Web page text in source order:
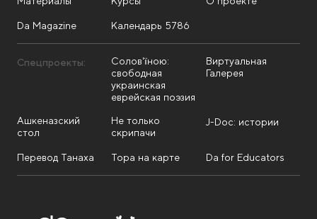
Da Magazine Календарь 5786
Спецпроекты:
Солов'їною:
свободная
украинская
еврейская поэзия
Виртуальная
Галерея
Ашкеназский
стол
Не только
скрипачи
J-Doc: истории
Перевод Танаха Тора на карте Da for Educators